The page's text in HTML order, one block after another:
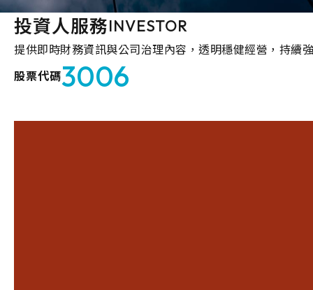
投資人服務INVESTOR
提供即時財務資訊與公司治理內容，透明穩健經營，持續
股票代碼3006